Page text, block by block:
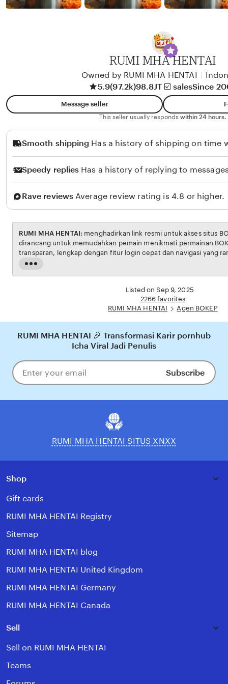
l
o
RUMI MHA HENTAI
Owned by RUMI MHA HENTAI
5.9(97.2k)98.8JT ☑️ salesSince
Message seller
This seller usually responds within 24 hours.
Smooth shipping Has a history of shipping on time
Speedy replies Has a history of replying to
Rave reviews Average review rating is 4.8 or higher.
Read
the
RUMI MHA HENTAI:
dirancang untuk memudahkan pemain menikmati permainan BOKEP dengan aman dan
transparan, lengkap dengan fitur login cepat dan navigasi yang ramah pengguna. Setiap
transaksi dijamin aman, sementara update hasil dan informasi permainan selalu tersedia
pecinta BOKEP online di Indonesia.Listed on Sep 9, 2025
2266 favorites
RUMI MHA HENTAI
Agen BOKEP
RUMI MHA HENTAI 🎉 Transformasi Karir pornhub
Icha Viral Jadi Penulis
Enter
your
Subscribe
RUMI MHA HENTAI SITUS XNXX
Shop
Gift cards
RUMI MHA HENTAI Registry
Sitemap
RUMI MHA HENTAI blog
RUMI MHA HENTAI United Kingdom
RUMI MHA HENTAI Germany
RUMI MHA HENTAI Canada
Sell
Sell on RUMI MHA HENTAI
Teams